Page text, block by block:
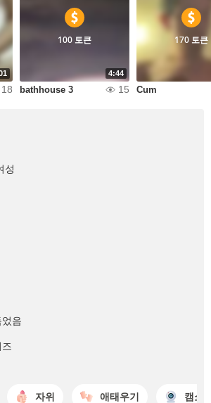
18
4:44
100 토큰
bathhouse 3 15
170 토큰
Cum
성
음
자위 애태우기 캠쇼